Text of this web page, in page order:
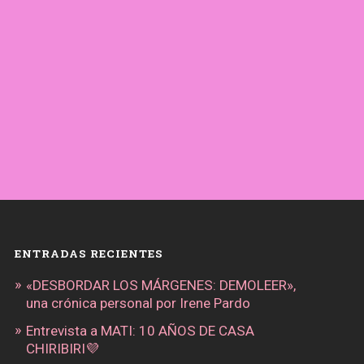
ENTRADAS RECIENTES
«DESBORDAR LOS MÁRGENES: DEMOLEER»,
una crónica personal por Irene Pardo
Entrevista a MATI: 10 AÑOS DE CASA
CHIRIBIRI💜